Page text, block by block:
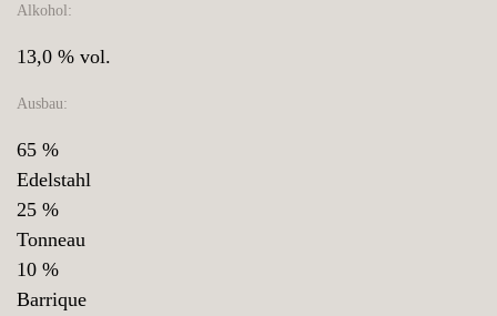
Alkohol:
13,0 % vol.
Ausbau:
65 %
Edelstahl
25 %
Tonneau
10 %
Barrique